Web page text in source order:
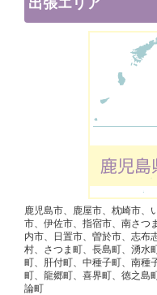
鹿児島市、鹿屋市、枕崎市、
市、伊佐市、指宿市、南さつ
内市、日置市、曽於市、志布
村、さつま町、長島町、湧水
町、肝付町、中種子町、南種
町、龍郷町、喜界町、徳之島
論町